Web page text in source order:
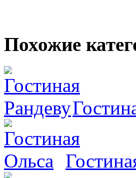
Похожие